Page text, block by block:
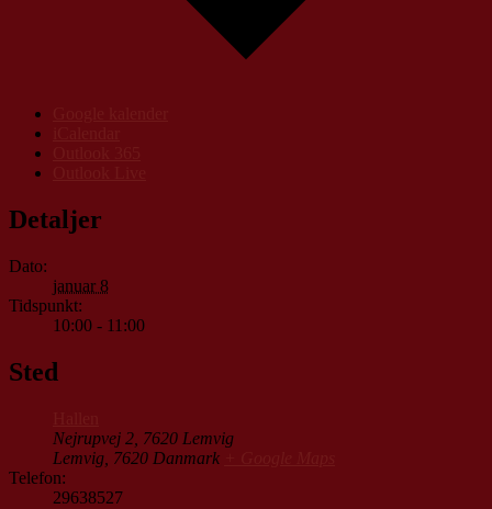
Detaljer
Dato:
januar 8
Tidspunkt:
10:00 - 11:00
Sted
Nejrupvej 2, 7620 Lemvig
Lemvig 7620 Danmark
Telefon:
29638527